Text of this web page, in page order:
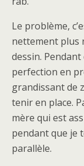
Le problème,
nettement plus
dessin.
perfection en
grandissant de
tenir en place.
mère qui est
pendant que je
parallèle.